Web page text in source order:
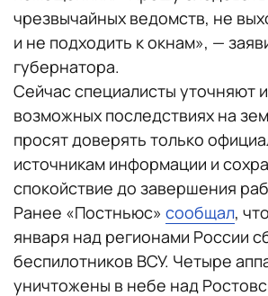
чрезвычайных ведомств, не
и не подходить к окнам», —
губернатора.
Сейчас специалисты уточняют
возможных последствиях на
просят доверять только
источникам информации и
спокойствие до завершения
Ранее «Постньюс» сообщал,
января над регионами России
беспилотников ВСУ. Четыре
уничтожены в небе над